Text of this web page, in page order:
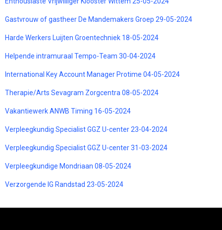
Gastvrouw of gastheer De Mandemakers Groep 29-05-2024
Harde Werkers Luijten Groentechniek 18-05-2024
Helpende intramuraal Tempo-Team 30-04-2024
International Key Account Manager Protime 04-05-2024
Therapie/Arts Sevagram Zorgcentra 08-05-2024
Vakantiewerk ANWB Timing 16-05-2024
Verpleegkundig Specialist GGZ U-center 23-04-2024
Verpleegkundig Specialist GGZ U-center 31-03-2024
Verpleegkundige Mondriaan 08-05-2024
Verzorgende IG Randstad 23-05-2024